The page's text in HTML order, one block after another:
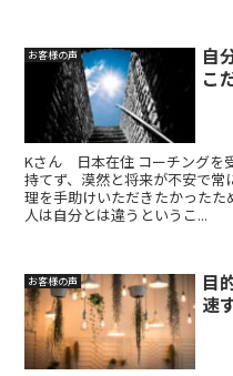
お客様の声
自
こ
Kさん 日本在住 コーチングを
持てず、漠然と将来が不安で
理を手助けいただきたかった
人は自分とは違うというこ...
お客様の声
目
速